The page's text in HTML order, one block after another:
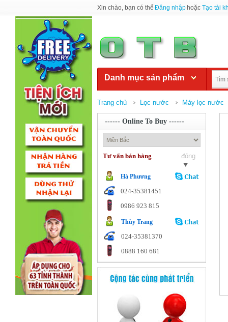
Xin chào, bạn có thể Đăng nhập hoặc Tạo tài
Danh mục sản phẩm
Trang chủ Lọc nước Máy lọc nước
------ Online To Buy ------
Tư vấn bán hàng đóng
Hà Phương
024-35381451
0986 923 815
Thùy Trang
024-35381370
0888 160 681